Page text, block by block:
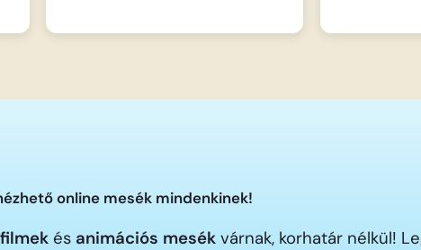
online mesék mindenkinek!
és animációs mesék várnak, korhatár nélkül!